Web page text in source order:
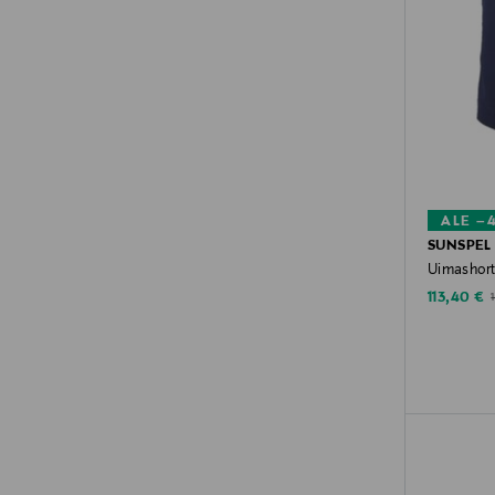
ALE
SUNSPEL
113,40 €